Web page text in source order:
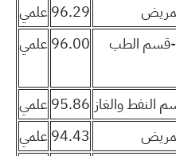
96.29 علمي
قسم الطب
96.00 علمي
النفط والغاز 95.86 علمي
94.43 علمي